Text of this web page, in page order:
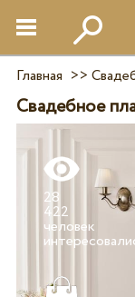
Главная >>
Свадебное
28
422
человек